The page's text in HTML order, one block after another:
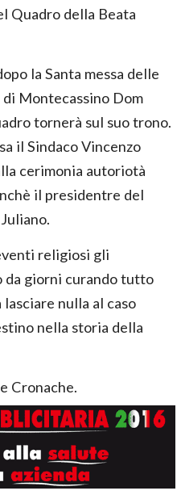
Quadro della Beata
la Santa messa delle
Montecassino Dom
tornerà sul suo trono.
il Sindaco Vincenzo
cerimonia autoriotà
il presidentre del
religiosi gli
da giorni curando tutto
nulla al caso
nella storia della
Cronache.